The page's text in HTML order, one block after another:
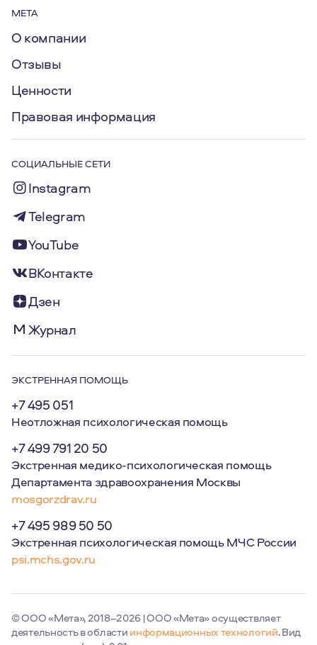
МЕТА
О компании
Отзывы
Ценности
Правовая информация
СОЦИАЛЬНЫЕ СЕТИ
Instagram
Telegram
YouTube
ВКонтакте
Дзен
Журнал
ЭКСТРЕННАЯ ПОМОЩЬ
+7 495 051
Неотложная психологическая помощь
+7 499 791 20 50
Экстренная медико-психологическая помощь
Департамента здравоохранения Москвы
mosgorzdrav.ru
+7 495 989 50 50
Экстренная психологическая помощь МЧС России
psi.mchs.gov.ru
© ООО «Мета», 2018–2026 | ООО «Мета» осуществляет
деятельность в областиинформационных технологий. Вид